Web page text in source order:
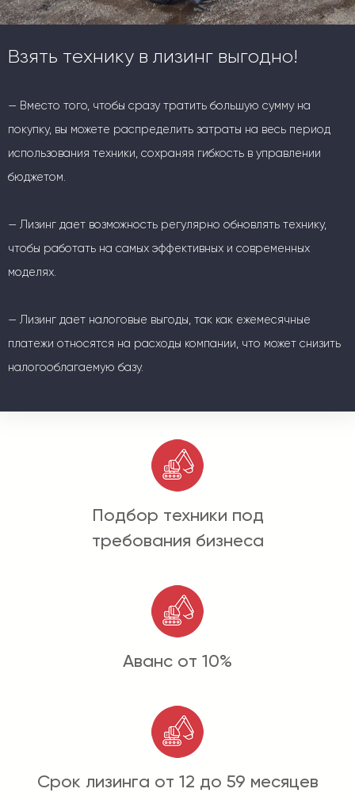
Взять технику в лизинг выгодно!
— Вместо того, чтобы сразу тратить большую сумму на
покупку, вы можете распределить затраты на весь период
использования техники, сохраняя гибкость в управлении
бюджетом.
— Лизинг дает возможность регулярно обновлять технику,
чтобы работать на самых эффективных и современных
моделях.
— Лизинг дает налоговые выгоды, так как ежемесячные
платежи относятся на расходы компании, что может снизить
налогооблагаемую базу.
Подбор техники под
требования бизнеса
Аванс от 10%
Срок лизинга от 12 до 59 месяцев